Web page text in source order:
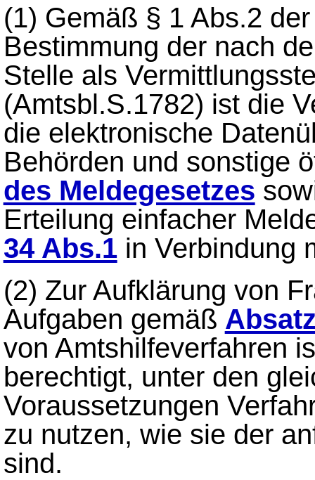
(1) Gemäß § 1 Abs.2
Bestimmung der nach
Stelle als
(Amtsbl.S.1782) ist die
die elektronische
Behörden und sonstige
des Meldegesetzes
Erteilung einfacher
34 Abs.1in Verbindung
(2) Zur Aufklärung von
Aufgaben gemäß
von Amtshilfeverfahren
berechtigt, unter den
Voraussetzungen
zu nutzen, wie sie der
sind.